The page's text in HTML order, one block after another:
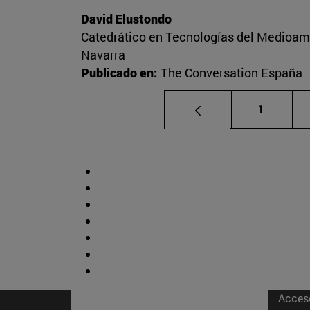
David Elustondo
Catedrático en Tecnologías del
Navarra
Publicado en: The Conversation España
Página
1